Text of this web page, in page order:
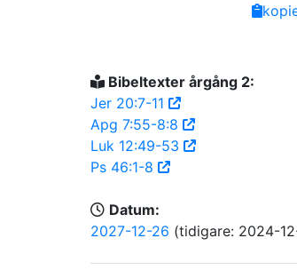
EmailCopy
Bibeltexter årgång 2:
Jer 20:7-11
Apg 7:55-8:8
Luk 12:49-53
Ps 46:1-8
Datum:
2027-12-26 (tidigare: 2024-